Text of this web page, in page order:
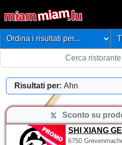
Risultati per: Ahn
Sconto su
SHI XIANG GE
6750